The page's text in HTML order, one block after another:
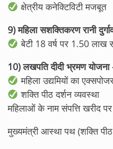
क्षेत्रीय कनेक्टिविटी मजबूत
9) महिला सशक्तिकरण रानी
बेटी 18 वर्ष पर 1.50 लाख
10) लखपति दीदी भ्रमण
महिला उद्यमियों का
शक्ति पीठ दर्शन व्यवस्था
महिलाओं के नाम संपत्ति खरीद
मुख्यमंत्री आस्था पथ (शक्ति